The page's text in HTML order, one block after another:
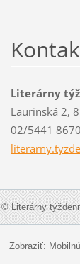
Literárny
Laurinská 2,
02/5441 8670
literarn
© Literárny
Zobraziť: